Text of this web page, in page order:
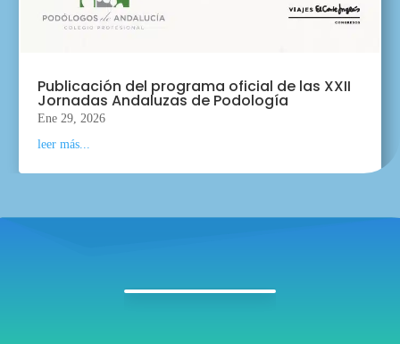
Publicación del programa oficial de las XXII
Jornadas Andaluzas de Podología
Ene 29, 2026
leer más...